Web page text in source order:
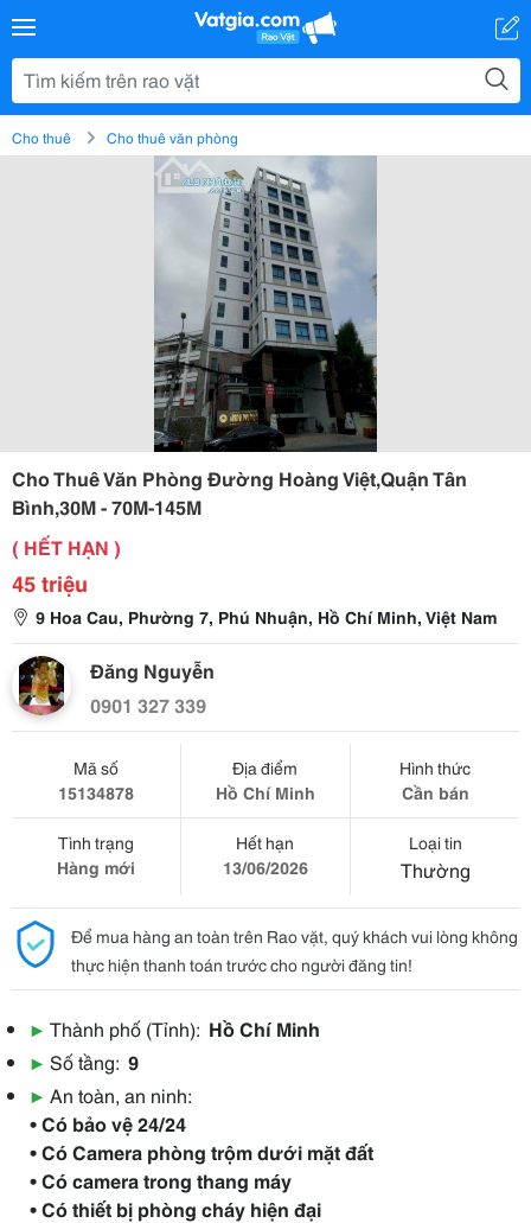
Cho thuê Cho thuê văn phòng
Cho Thuê Văn Phòng Đường Hoàng Việt,Quận Tân
Bình,30M - 70M-145M
( HẾT HẠN )
45 triệu
9 Hoa Cau, Phường 7, Phú Nhuận, Hồ Chí Minh, Việt Nam
Đăng Nguyễn
0901 327 339
Mã số
15134878
Địa điểm
Hồ Chí Minh
Hình thức
Cần bán
Tình trạng
Hàng mới
Hết hạn
13/06/2026
Loại tin
Thường
Để mua hàng an toàn trên Rao vặt, quý khách vui lòng không
thực hiện thanh toán trước cho người đăng tin!
▶ Thành phố (Tỉnh): Hồ Chí Minh
▶ Số tầng: 9
▶ An toàn, an ninh:
• Có bảo vệ 24/24
• Có Camera phòng trộm dưới mặt đất
• Có camera trong thang máy
• Có thiết bị phòng cháy hiện đại